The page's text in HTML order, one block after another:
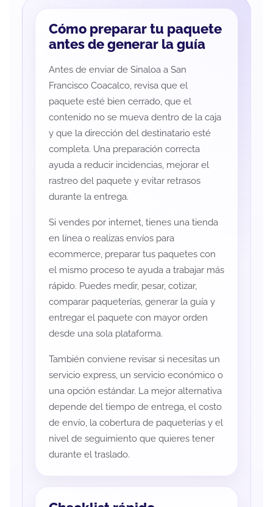
Cómo preparar tu paquete
antes de generar la guía
Antes de enviar de Sinaloa a San
Francisco Coacalco, revisa que el
paquete esté bien cerrado, que el
contenido no se mueva dentro de la caja
y que la dirección del destinatario esté
completa. Una preparación correcta
ayuda a reducir incidencias, mejorar el
rastreo del paquete y evitar retrasos
durante la entrega.
Si vendes por internet, tienes una tienda
en línea o realizas envíos para
ecommerce, preparar tus paquetes con
el mismo proceso te ayuda a trabajar más
rápido. Puedes medir, pesar, cotizar,
comparar paqueterías, generar la guía y
entregar el paquete con mayor orden
desde una sola plataforma.
También conviene revisar si necesitas un
servicio express, un servicio económico o
una opción estándar. La mejor alternativa
depende del tiempo de entrega, el costo
de envío, la cobertura de paqueterías y el
nivel de seguimiento que quieres tener
durante el traslado.